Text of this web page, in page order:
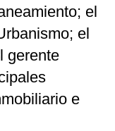
el
el
gerente
e